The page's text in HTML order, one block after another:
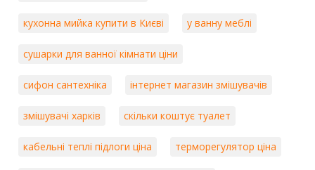
кухонна мийка купити в Києві у ванну меблі
сушарки для ванної кімнати ціни
сифон сантехніка інтернет магазин змішувачів
змішувачі харків скільки коштує туалет
кабельні теплі підлоги ціна терморегулятор ціна